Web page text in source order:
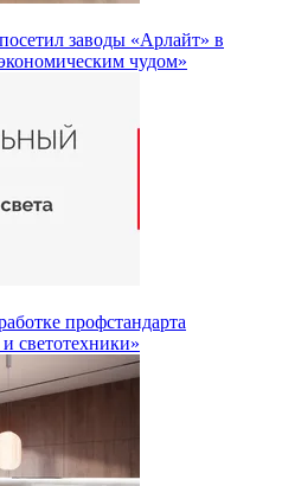
заводы «Арлайт» в
чудом»
профстандарта
светотехники»